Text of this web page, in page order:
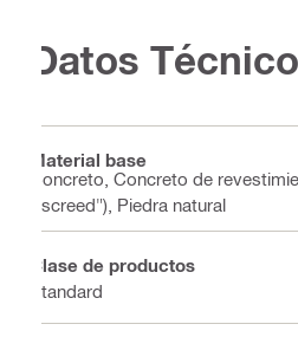
Datos
Material base
Concreto, Concreto de
("screed"), Piedra natural
Clase de productos
Standard